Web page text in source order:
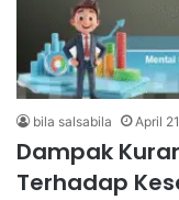
bila salsabila April
Dampak
Terhadap